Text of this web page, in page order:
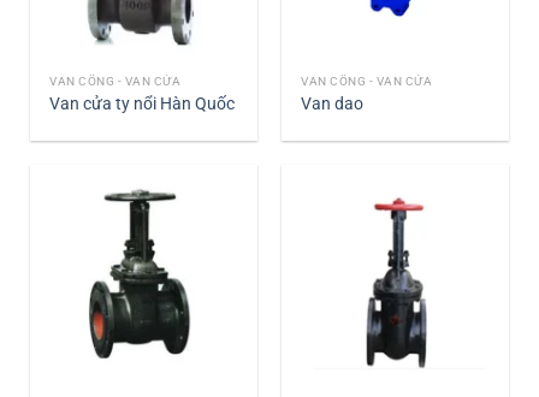
VAN CỔNG - VAN CỬA
Van cửa ty nổi Hàn Quốc
VAN CỔNG - VAN CỬA
Van dao